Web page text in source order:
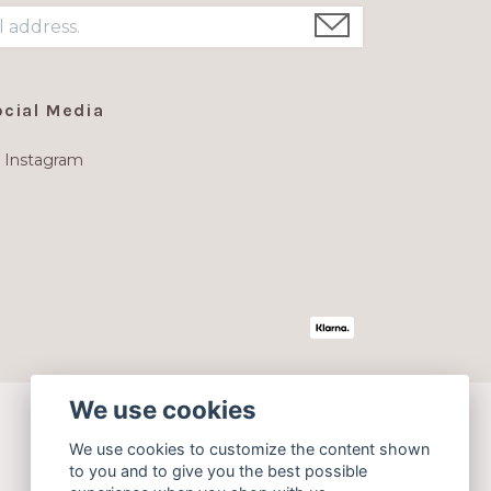
Media
Instagram
We use cookies
We use cookies to customize the content shown
to you and to give you the best possible